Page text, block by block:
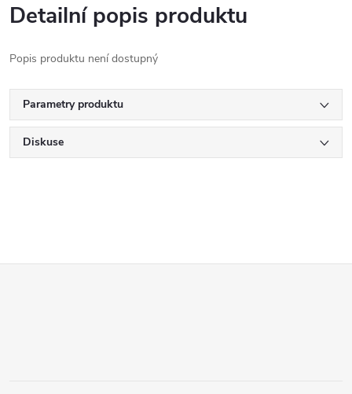
Detailní popis produktu
Popis produktu není dostupný
Parametry produktu
Diskuse